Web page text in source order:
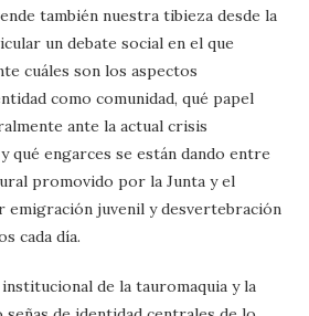
también nuestra tibieza desde la
un debate social en el que
cuáles son los aspectos
como comunidad, qué papel
ante la actual crisis
engarces se están dando entre
promovido por la Junta y el
emigración juvenil y desvertebración
cada día.
de la tauromaquia y la